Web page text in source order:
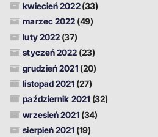
kwiecień 2022(33)
marzec 2022 (49)
luty 2022 (37)
styczeń 2022 (23)
grudzień 2021 (20)
listopad 2021 (27)
październik 2021 (32)
wrzesień 2021 (34)
sierpień 2021 (19)